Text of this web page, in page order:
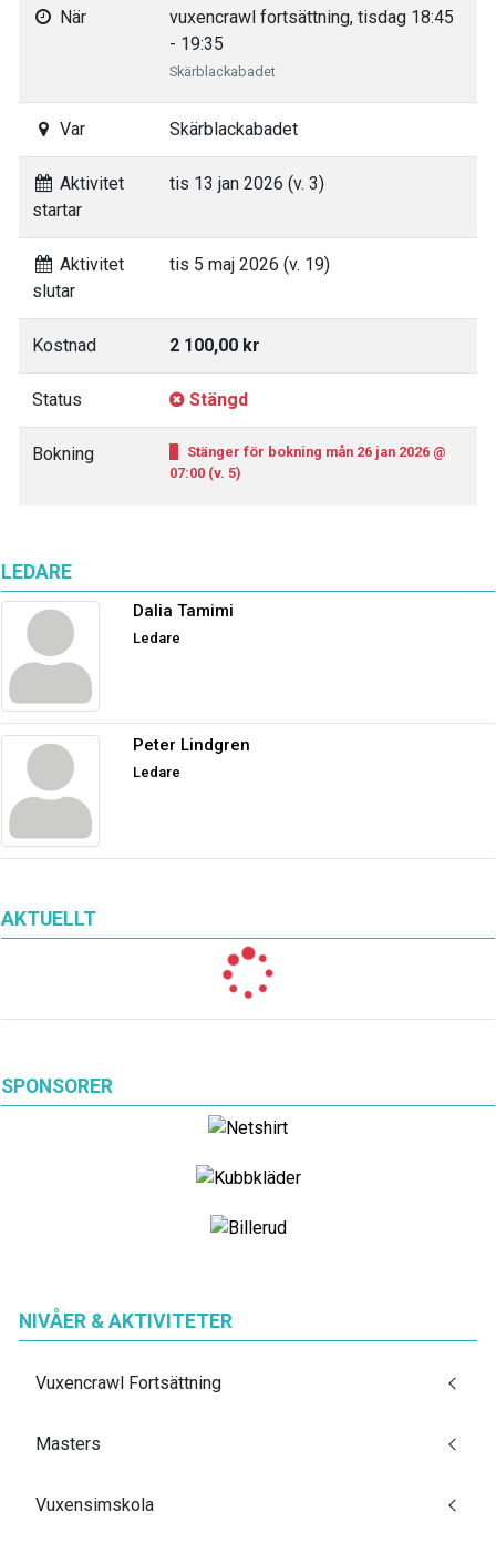
LEDARE
Dalia Tamimi
Ledare
Peter Lindgren
Ledare
AKTUELLT
SPONSORER
När
vuxencrawl fortsättning, tisdag 18:45
- 19:35
Skärblackabadet
Var Skärblackabadet
Aktivitet
startar
tis 13 jan 2026 (v. 3)
Aktivitet
slutar
tis 5 maj 2026 (v. 19)
Kostnad 2 100,00 kr
Status Stängd
Bokning
Stänger för bokning mån 26 jan 2026 @
07:00 (v. 5)
NIVÅER & AKTIVITETER
Vuxencrawl Fortsättning
Masters
Vuxensimskola